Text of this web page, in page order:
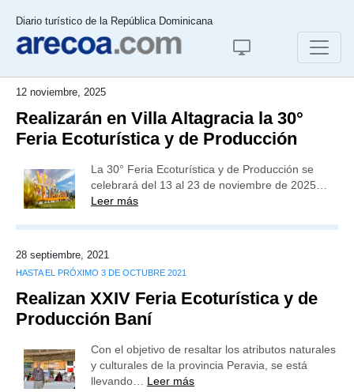
Diario turístico de la República Dominicana
12 noviembre, 2025
Realizarán en Villa Altagracia la 30°
Feria Ecoturística y de Producción
La 30° Feria Ecoturística y de Producción se
celebrará del 13 al 23 de noviembre de 2025…
Leer más
28 septiembre, 2021
HASTA EL PRÓXIMO 3 DE OCTUBRE 2021
Realizan XXIV Feria Ecoturística y de
Producción Baní
Con el objetivo de resaltar los atributos naturales
y culturales de la provincia Peravia, se está
llevando… Leer más